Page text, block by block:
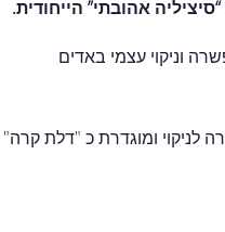
אהובתי” הייחודית.
לניקוי ומוגדרת כ "דלת קרה"